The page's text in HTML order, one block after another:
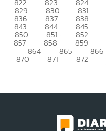
829 830 831
836 837 838
843 844 845
850 851 852
857 858 859
864 865 866
870 871 872